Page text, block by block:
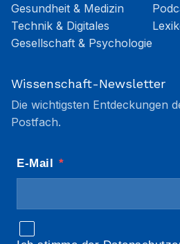
Gesundheit & Medizin
Technik & Digitales
Gesellschaft & Psychologie
Wissenschaft-Newsletter
Die wichtigsten Entdeckungen
Postfach.